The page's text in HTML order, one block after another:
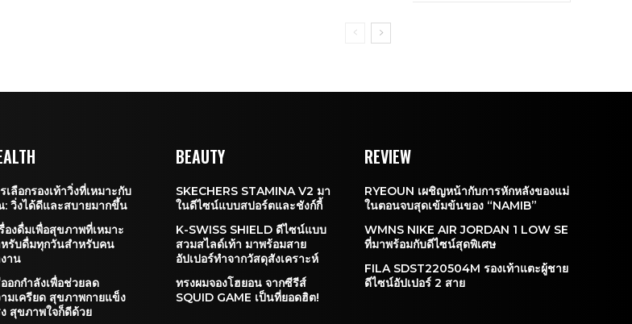
เลือกรองเท้าวิ่งที่เหมาะกับ
วิ่งได้ดีและสบายมากขึ้น
องดื่มเพื่อสุขภาพที่เหมาะ
รับดื่มทุกวันสำหรับคน
าน
อกกำลังเพื่อช่วยลด
มเครียด สุขภาพกายแข็ง
สุขภาพใจก็ดีด้วย
BEAUTY
SKECHERS STAMINA V2 มา
ในดีไซน์แบบสปอร์ตและชังก์กี้
K-SWISS SHIELD ดีไซน์แบบ
สวมสไลด์เท้า มาพร้อมสาย
อัปเปอร์ทำจากวัสดุสังเคราะห์
ทรงผมจองโฮยอน จากซีรีส์
SQUID GAME เป็นที่ยอดฮิต!
REVIEW
RYEOUN เผชิญหน้ากับการหักหลังของแม่
ในตอนจบสุดเข้มข้นของ “NAMIB”
WMNS NIKE AIR JORDAN 1 LOW SE
ที่มาพร้อมกับดีไซน์สุดพิเศษ
FILA SDST220504M รองเท้าแตะผู้ชาย
ดีไซน์อัปเปอร์ 2 สาย